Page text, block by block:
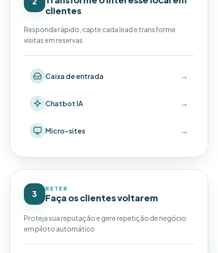
clientes
Responda rápido, capte cada lead e transforme
visitas em reservas.
Caixa de entrada →
Chatbot IA →
Micro-sites →
3
RETER
Faça os clientes voltarem
Proteja sua reputação e gere repetição de negócio
em piloto automático.